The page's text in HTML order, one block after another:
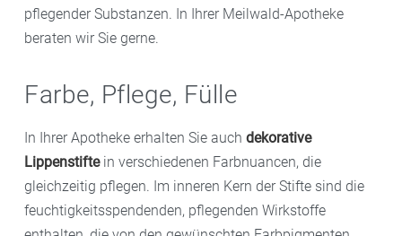
pflegender Substanzen. In Ihrer Meilwald-Apotheke
beraten wir Sie gerne.
Farbe, Pflege, Fülle
In Ihrer Apotheke erhalten Sie auch dekorative
Lippenstiftein verschiedenen Farbnuancen, die
gleichzeitig pflegen. Im inneren Kern der Stifte sind die
feuchtigkeitsspendenden, pflegenden Wirkstoffe